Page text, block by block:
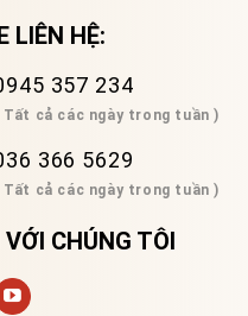
LIÊN HỆ:
357 234
Tất cả các ngày trong tuần )
366 5629
Tất cả các ngày trong tuần )
VỚI CHÚNG TÔI